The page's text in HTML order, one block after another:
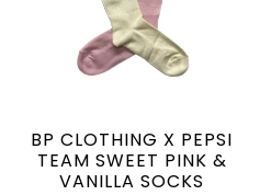
BP CLOTHING X PEPSI
TEAM SWEET PINK &
VANILLA SOCKS